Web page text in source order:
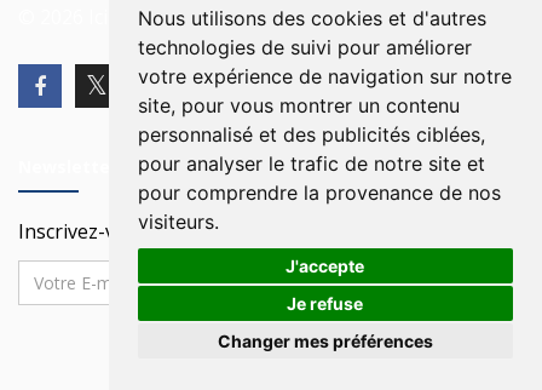
Nous utilisons des cookies et d'autres
technologies de suivi pour améliorer
votre expérience de navigation sur notre
site, pour vous montrer un contenu
personnalisé et des publicités ciblées,
pour analyser le trafic de notre site et
pour comprendre la provenance de nos
visiteurs.
J'accepte
Je refuse
Changer mes préférences
© 2026 Ici Beyrouth. Tous les droits sont réservés.
Inscrivez-vous à notre Newsletter